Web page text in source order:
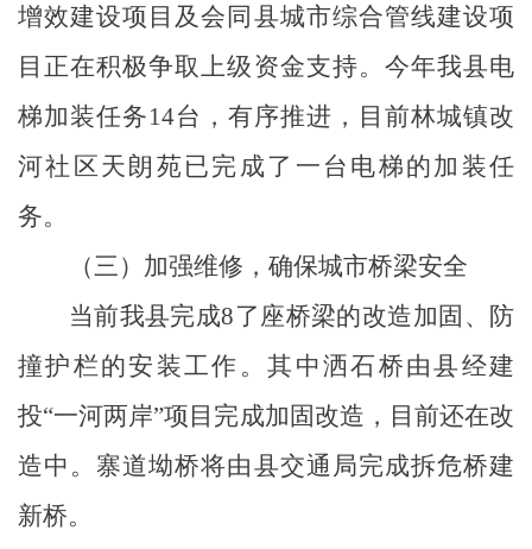
增效建设项目及会同县城市综合管线建设项
目正在积极争取上级资金支持。今年我县电
梯加装任务14台，有序推进， 目前林城镇改
河社区天朗苑已完成了一台电梯的加装任
务。
（三）加强维修，确保城市桥梁安全
当前我县完成8了座桥梁的改造加固、防
撞护栏的安装工作。其中洒石桥由县经建
投“一河两岸”项目完成加固改造，目前还在改
造中。寨道坳桥将由县交通局完成拆危桥建
新桥。